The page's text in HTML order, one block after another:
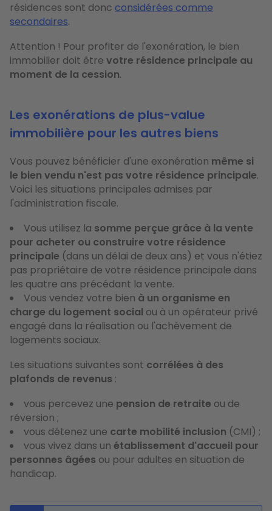
résidences sont donc considérées comme
secondaires.
Attention ! Pour profiter de l'exonération, le bien
immobilier doit être votre résidence principale au
moment de la cession.
Les exonérations de plus-value
immobilière pour les autres biens
Vous pouvez bénéficier d'une exonération même si
le bien vendu n'est pas votre résidence principale.
Voici les situations principales admises par
l'administration fiscale.
Vous utilisez la somme perçue grâce à la vente
pour acheter ou construire votre résidence
principale (dans un délai de deux ans) et vous n'étiez
pas propriétaire de votre résidence principale dans
les quatre ans précédant la vente.
Vous vendez votre bien à un organisme en
charge du logement social ou à un opérateur privé
engagé dans la réalisation ou l'achèvement de
logements sociaux.
Les situations suivantes sont corrélées à des
plafonds de revenus :
vous percevez une pension de retraite ou de
réversion ;
vous détenez une carte mobilité inclusion (CMI) ;
vous vivez dans un établissement d'accueil pour
personnes âgées ou pour adultes en situation de
handicap.